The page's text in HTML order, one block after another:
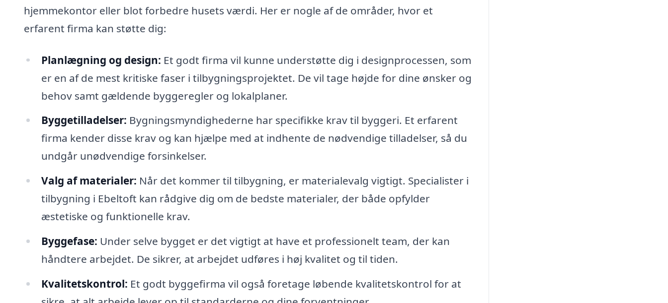
hjemmekontor eller blot forbedre husets værdi. Her er nogle af de områder, hvor et
erfarent firma kan støtte dig:
Planlægning og design: Et godt firma vil kunne understøtte dig i designprocessen, som
er en af de mest kritiske faser i tilbygningsprojektet. De vil tage højde for dine ønsker og
behov samt gældende byggeregler og lokalplaner.
Byggetilladelser: Bygningsmyndighederne har specifikke krav til byggeri. Et erfarent
firma kender disse krav og kan hjælpe med at indhente de nødvendige tilladelser, så du
undgår unødvendige forsinkelser.
Valg af materialer: Når det kommer til tilbygning, er materialevalg vigtigt. Specialister i
tilbygning i Ebeltoft kan rådgive dig om de bedste materialer, der både opfylder
æstetiske og funktionelle krav.
Byggefase: Under selve bygget er det vigtigt at have et professionelt team, der kan
håndtere arbejdet. De sikrer, at arbejdet udføres i høj kvalitet og til tiden.
Kvalitetskontrol: Et godt byggefirma vil også foretage løbende kvalitetskontrol for at